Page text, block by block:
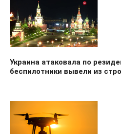
Украина атаковала по
беспилотники вывели из